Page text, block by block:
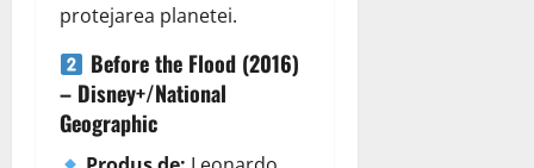
protejarea planetei.
Before the Flood (2016)
– Disney+/National
Geographic